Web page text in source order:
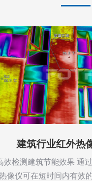
建筑行业红外热
效检测建筑节能效果 通
像仪可在短时间内有效